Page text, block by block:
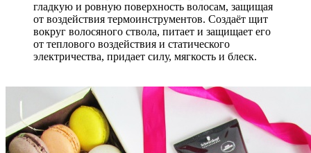
гладкую и ровную поверхность волосам, защищая
от воздействия термоинструментов. Создаёт щит
вокруг волосяного ствола, питает и защищает его
от теплового воздействия и статического
электричества, придает силу, мягкость и блеск.